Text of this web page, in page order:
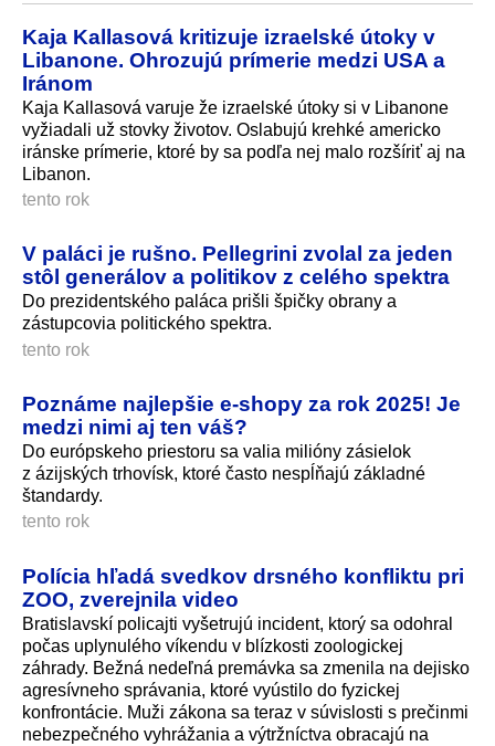
Kaja Kallasová kritizuje izraelské útoky v
Libanone. Ohrozujú prímerie medzi USA a
Iránom
Kaja Kallasová varuje že izraelské útoky si v Libanone
vyžiadali už stovky životov. Oslabujú krehké americko
iránske prímerie, ktoré by sa podľa nej malo rozšíriť aj na
Libanon.
tento rok
V paláci je rušno. Pellegrini zvolal za jeden
stôl generálov a politikov z celého spektra
Do prezidentského paláca prišli špičky obrany a
zástupcovia politického spektra.
tento rok
Poznáme najlepšie e-shopy za rok 2025! Je
medzi nimi aj ten váš?
Do európskeho priestoru sa valia milióny zásielok
z ázijských trhovísk, ktoré často nespĺňajú základné
štandardy.
tento rok
Polícia hľadá svedkov drsného konfliktu pri
ZOO, zverejnila video
Bratislavskí policajti vyšetrujú incident, ktorý sa odohral
počas uplynulého víkendu v blízkosti zoologickej
záhrady. Bežná nedeľná premávka sa zmenila na dejisko
agresívneho správania, ktoré vyústilo do fyzickej
konfrontácie. Muži zákona sa teraz v súvislosti s prečinmi
nebezpečného vyhrážania a výtržníctva obracajú na